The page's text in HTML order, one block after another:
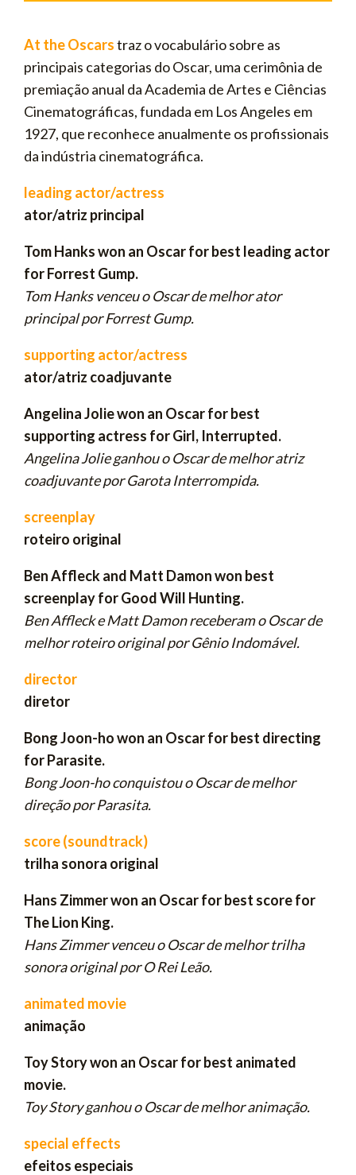
At the Oscarstraz o vocabulário sobre as
principais categorias do Oscar, uma cerimônia de
premiação anual da Academia de Artes e Ciências
Cinematográficas, fundada em Los Angeles em
1927, que reconhece anualmente os profissionais
da indústria cinematográfica.
leading actor/actress
ator/atriz principal
Tom Hanks won an Oscar for best leading actor
for Forrest Gump.
Tom Hanks venceu o Oscar de melhor ator
principal por Forrest Gump.
supporting actor/actress
ator/atriz coadjuvante
Angelina Jolie won an Oscar for best
supporting actress for Girl, Interrupted.
Angelina Jolie ganhou o Oscar de melhor atriz
coadjuvante por Garota Interrompida.
screenplay
roteiro original
Ben Affleck and Matt Damon won best
screenplay for Good Will Hunting.
Ben Affleck e Matt Damon receberam o Oscar de
melhor roteiro original por Gênio Indomável.
director
diretor
Bong Joon-ho won an Oscar for best directing
for Parasite.
Bong Joon-ho conquistou o Oscar de melhor
direção por Parasita.
score (soundtrack)
trilha sonora original
Hans Zimmer won an Oscar forbest score for
The Lion King.
Hans Zimmer venceu o Oscar de melhor trilha
sonora original por O Rei Leão.
animated movie
animação
Toy Story won an Oscarfor best animated
movie.
Toy Story ganhou o Oscarde melhor animação.
special effects
efeitos especiais